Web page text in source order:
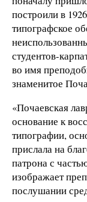
построили в
типографское
студентов-
во имя
знаменитое
«Почаевская
основание к
типографии,
прислала на
патрона с
изображает
послушании